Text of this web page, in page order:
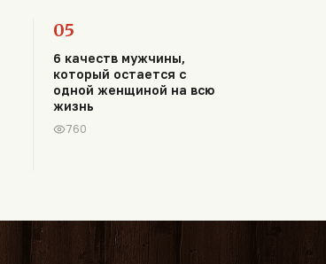
05
6 качеств мужчины,
который остается с
одной женщиной на всю
жизнь
760